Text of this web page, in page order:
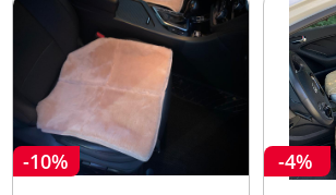
-10% -4%